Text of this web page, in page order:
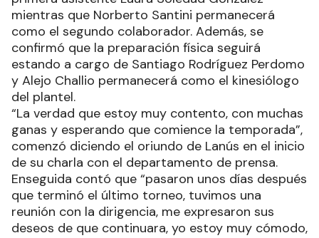
mientras que Norberto Santini permanecerá
como el segundo colaborador. Además, se
confirmó que la preparación física seguirá
estando a cargo de Santiago Rodríguez Perdomo
y Alejo Challio permanecerá como el kinesiólogo
del plantel.
“La verdad que estoy muy contento, con muchas
ganas y esperando que comience la temporada”,
comenzó diciendo el oriundo de Lanús en el inicio
de su charla con el departamento de prensa.
Enseguida contó que “pasaron unos días después
que terminó el último torneo, tuvimos una
reunión con la dirigencia, me expresaron sus
deseos de que continuara, yo estoy muy cómodo,